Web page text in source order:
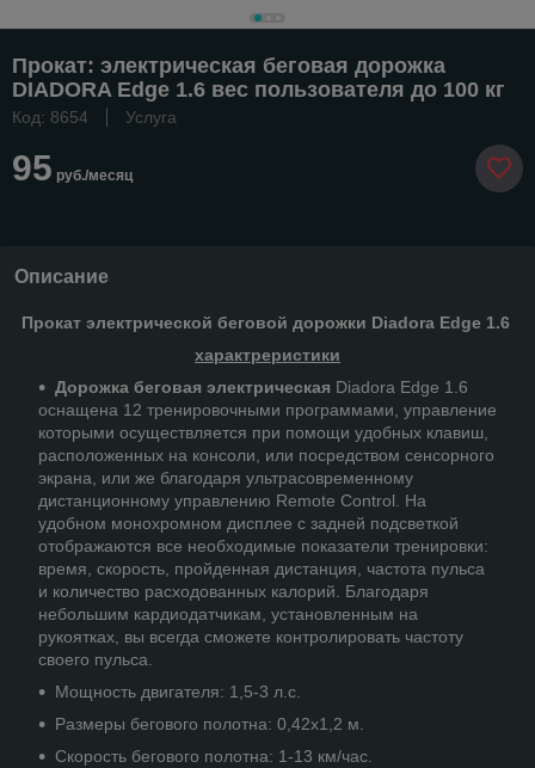
Прокат: электрическая беговая дорожка
DIADORA Edge 1.6 вес пользователя до 100 кг
Код: 8654 Услуга
95 руб./месяц
Описание
Прокат электрической беговой дорожки Diadora Edge 1.6
характреристики
Дорожка беговая электрическая Diadora Edge 1.6
оснащена 12 тренировочными программами, управление
которыми осуществляется при помощи удобных клавиш,
расположенных на консоли, или посредством сенсорного
экрана, или же благодаря ультрасовременному
дистанционному управлению Remote Control. На
удобном монохромном дисплее с задней подсветкой
отображаются все необходимые показатели тренировки:
время, скорость, пройденная дистанция, частота пульса
и количество расходованных калорий. Благодаря
небольшим кардиодатчикам, установленным на
рукоятках, вы всегда сможете контролировать частоту
своего пульса.
Мощность двигателя: 1,5-3 л.с.
Размеры бегового полотна: 0,42х1,2 м.
Скорость бегового полотна: 1-13 км/час.